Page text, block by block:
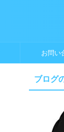
お問い
ブログ